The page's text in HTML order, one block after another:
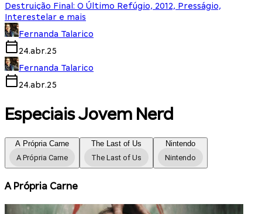
Destruição Final: O Último Refúgio, 2012, Presságio,
Interestelar e mais
Fernanda Talarico
24.abr.25
Fernanda Talarico
24.abr.25
Especiais Jovem Nerd
A Própria Carne
A Própria Carne
The Last of Us
The Last of Us
Nintendo
Nintendo
A Própria Carne